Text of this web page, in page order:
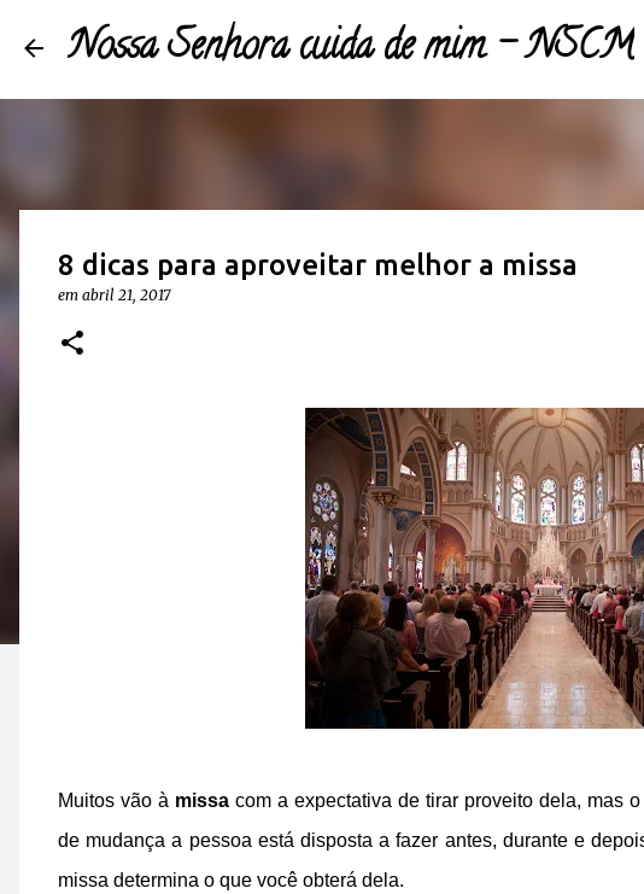
Nossa Senhora cuida de mim - NSCM
8 dicas para aproveitar melhor a missa
em abril 21, 2017
Muitos vão à missa com a expectativa de tirar proveito dela, mas
de mudança a pessoa está disposta a fazer antes, durante e
missa determina o que você obterá dela.